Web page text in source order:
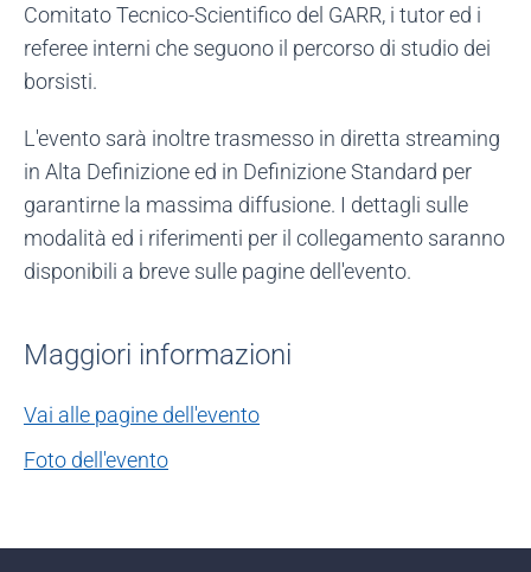
Comitato Tecnico-Scientifico del GARR, i tutor ed i
referee interni che seguono il percorso di studio dei
borsisti.
L'evento sarà inoltre trasmesso in diretta streaming
in Alta Definizione ed in Definizione Standard per
garantirne la massima diffusione. I dettagli sulle
modalità ed i riferimenti per il collegamento saranno
disponibili a breve sulle pagine dell'evento.
Maggiori informazioni
Vai alle pagine dell'evento
Foto dell'evento